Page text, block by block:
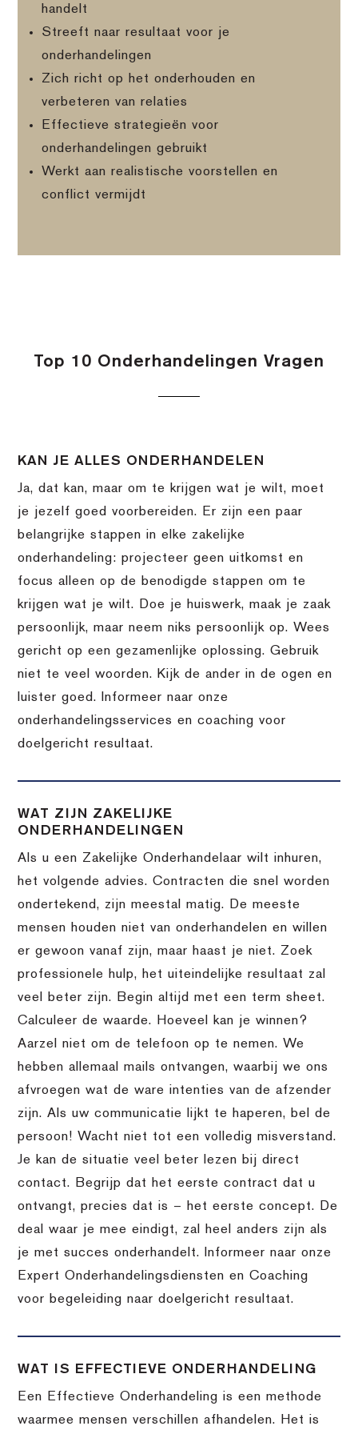
handelt
Streeft naar resultaat voor je
onderhandelingen
Zich richt op het onderhouden en
verbeteren van relaties
Effectieve strategieën voor
onderhandelingen gebruikt
Werkt aan realistische voorstellen en
conflict vermijdt
Top 10 Onderhandelingen Vragen
KAN JE ALLES ONDERHANDELEN
Ja, dat kan, maar om te krijgen wat je wilt, moet
je jezelf goed voorbereiden. Er zijn een paar
belangrijke stappen in elke zakelijke
onderhandeling: projecteer geen uitkomst en
focus alleen op de benodigde stappen om te
krijgen wat je wilt. Doe je huiswerk, maak je zaak
persoonlijk, maar neem niks persoonlijk op. Wees
gericht op een gezamenlijke oplossing. Gebruik
niet te veel woorden. Kijk de ander in de ogen en
luister goed. Informeer naar onze
onderhandelingsservices en coaching voor
doelgericht resultaat.
WAT ZIJN ZAKELIJKE
ONDERHANDELINGEN
Als u een Zakelijke Onderhandelaar wilt inhuren,
het volgende advies. Contracten die snel worden
ondertekend, zijn meestal matig. De meeste
mensen houden niet van onderhandelen en willen
er gewoon vanaf zijn, maar haast je niet. Zoek
professionele hulp, het uiteindelijke resultaat zal
veel beter zijn. Begin altijd met een term sheet.
Calculeer de waarde. Hoeveel kan je winnen?
Aarzel niet om de telefoon op te nemen. We
hebben allemaal mails ontvangen, waarbij we ons
afvroegen wat de ware intenties van de afzender
zijn. Als uw communicatie lijkt te haperen, bel de
persoon! Wacht niet tot een volledig misverstand.
Je kan de situatie veel beter lezen bij direct
contact. Begrijp dat het eerste contract dat u
ontvangt, precies dat is – het eerste concept. De
deal waar je mee eindigt, zal heel anders zijn als
je met succes onderhandelt. Informeer naar onze
Expert Onderhandelingsdiensten en Coaching
voor begeleiding naar doelgericht resultaat.
WAT IS EFFECTIEVE ONDERHANDELING
Een Effectieve Onderhandeling is een methode
waarmee mensen verschillen afhandelen. Het is